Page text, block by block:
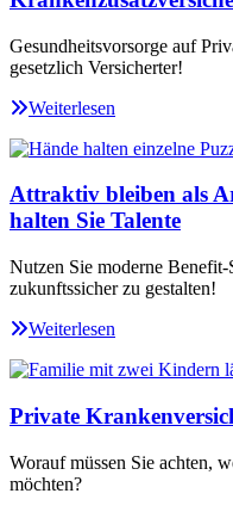
Gesundheitsvorsorge auf
gesetzlich Versicherter!
Weiterlesen
Attraktiv bleiben als
halten Sie Talente
Nutzen Sie moderne
zukunftssicher zu gestalten!
Weiterlesen
Private
Worauf müssen Sie achten,
möchten?